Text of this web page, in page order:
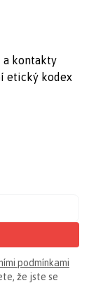
a kontakty
etický kodex
podmínkami
že jste se